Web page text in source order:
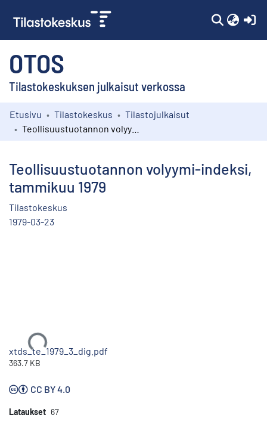
OTOS
Tilastokeskuksen julkaisut verkossa
Kokoelmat
Etusivu Tilastokeskus
Tilastojulkaisut
Teollisuustuotannon volyymi-indeksi,
tammikuu 1979
Tilastokeskus
1979-03-23
Ladataan...
xtds_te_1979_3_dig.pdf
363.7 KB
CC BY 4.0
Lataukset 67